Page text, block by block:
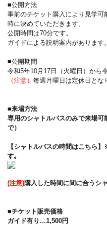
■公開方法
事前のチケット購入により見学可
時に決めていただきます。
公開時間は70分です。
ガイドによる説明案内があります。
■公開期間
令和5年10月17日（火曜日）から
（注意） 毎週月曜日は定休日とな
■来場方法
専用のシャトルバスのみで来場可
で）
【シャトルバスの時間はこちら
す｡
(注意)購入した時間に間に合うシ
■チケット販売価格
ガイド有り…1,500円